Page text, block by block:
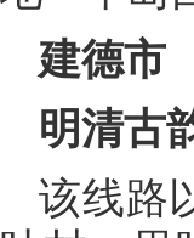
建德市
明清古
该线路